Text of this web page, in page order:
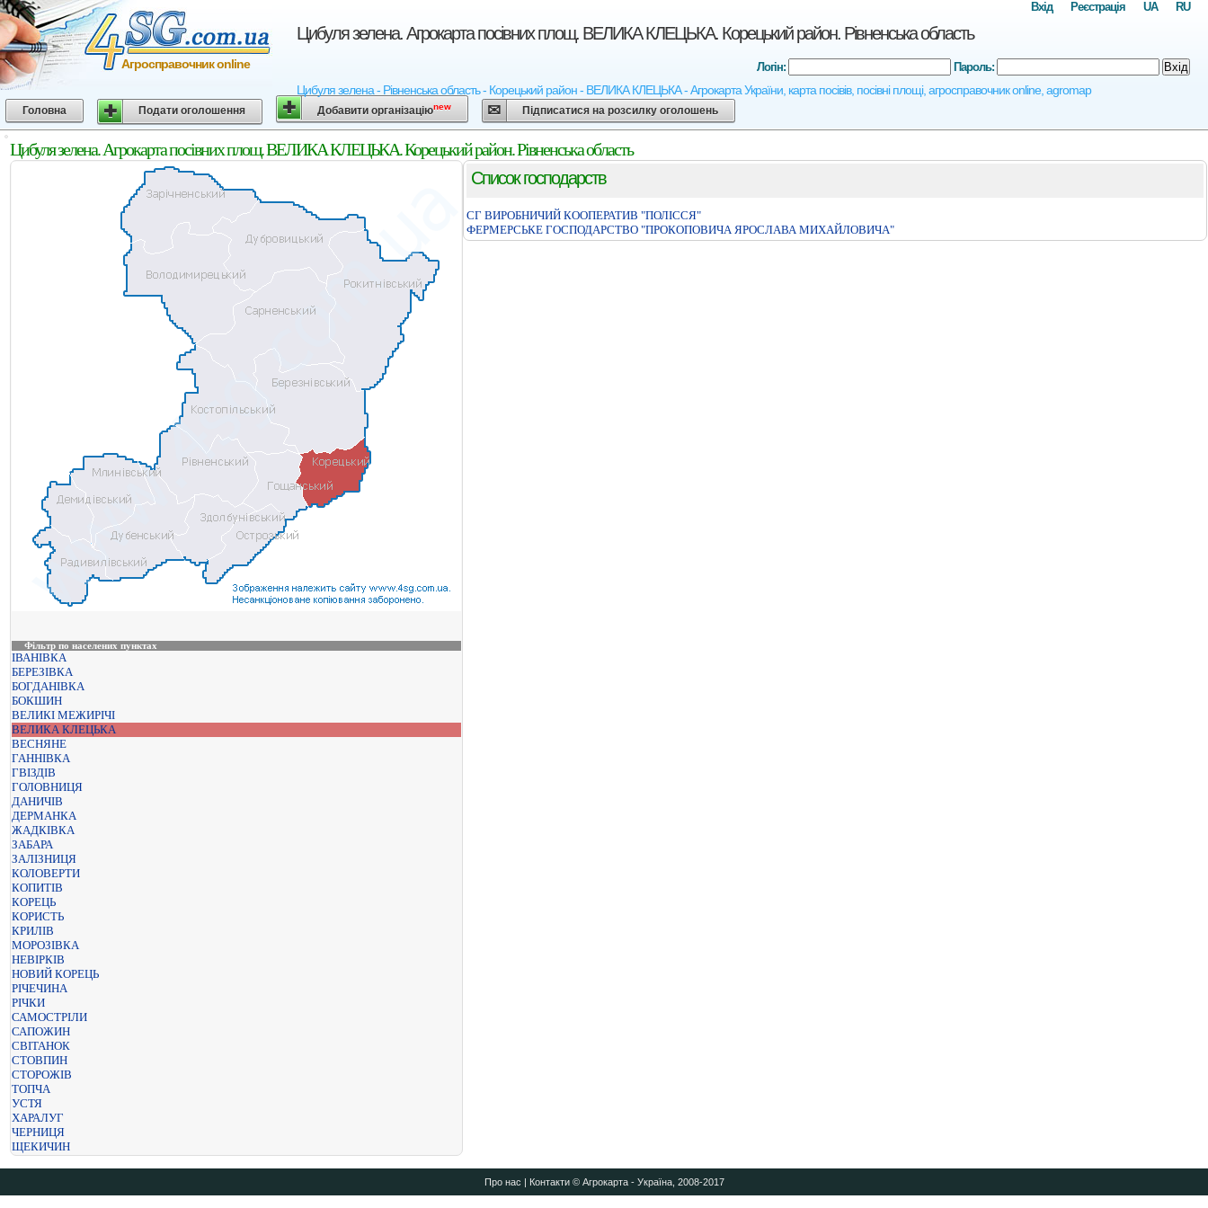
Цибуля зелена. Агрокарта посівних площ. ВЕЛИКА КЛЕЦЬКА. Корецький район. Рівненська область
Цибуля зелена - Рівненська область - Корецький район - ВЕЛИКА КЛЕЦЬКА - Агрокарта України, карта посівів, посівні площі, агросправочник online, agromap
Агросправочник online
RU
UA
Реєстрація
Вхід
Логін: Пароль: Вхід
Головна Подати оголошення Добавити організаціюnew Підписатися на розсилку оголошень
Цибуля зелена. Агрокарта посівних площ. ВЕЛИКА КЛЕЦЬКА. Корецький район. Рівненська область
Фільтр по населених пунктах
ІВАНІВКА
БЕРЕЗІВКА
БОГДАНІВКА
БОКШИН
ВЕЛИКІ МЕЖИРІЧІ
ВЕЛИКА КЛЕЦЬКА
ВЕСНЯНЕ
ГАННІВКА
ГВІЗДІВ
ГОЛОВНИЦЯ
ДАНИЧІВ
ДЕРМАНКА
ЖАДКІВКА
ЗАБАРА
ЗАЛІЗНИЦЯ
КОЛОВЕРТИ
КОПИТІВ
КОРЕЦЬ
КОРИСТЬ
КРИЛІВ
МОРОЗІВКА
НЕВІРКІВ
НОВИЙ КОРЕЦЬ
РІЧЕЧИНА
РІЧКИ
САМОСТРІЛИ
САПОЖИН
СВІТАНОК
СТОВПИН
СТОРОЖІВ
ТОПЧА
УСТЯ
ХАРАЛУГ
ЧЕРНИЦЯ
ЩЕКИЧИН
Список господарств
СГ ВИРОБНИЧИЙ КООПЕРАТИВ "ПОЛІССЯ"
ФЕРМЕРСЬКЕ ГОСПОДАРСТВО "ПРОКОПОВИЧА ЯРОСЛАВА МИХАЙЛОВИЧА"
Про нас | Контакти© Агрокарта - Україна, 2008-2017